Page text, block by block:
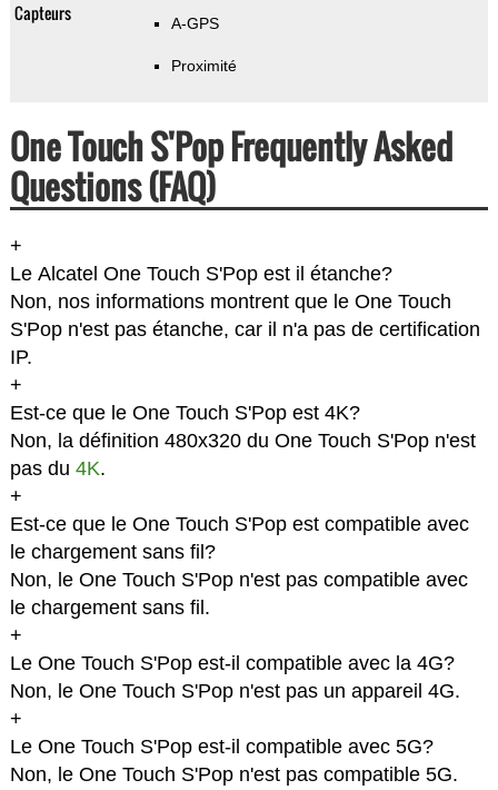
Capteurs A-GPS
Proximité
One Touch S'Pop Frequently Asked
Questions (FAQ)
+
Le Alcatel One Touch S'Pop est il étanche?
Non, nos informations montrent que le One Touch
S'Pop n'est pas étanche, car il n'a pas de certification
IP.
+
Est-ce que le One Touch S'Pop est 4K?
Non, la définition 480x320 du One Touch S'Pop n'est
pas du 4K.
+
Est-ce que le One Touch S'Pop est compatible avec
le chargement sans fil?
Non, le One Touch S'Pop n'est pas compatible avec
le chargement sans fil.
+
Le One Touch S'Pop est-il compatible avec la 4G?
Non, le One Touch S'Pop n'est pas un appareil 4G.
+
Le One Touch S'Pop est-il compatible avec 5G?
Non, le One Touch S'Pop n'est pas compatible 5G.